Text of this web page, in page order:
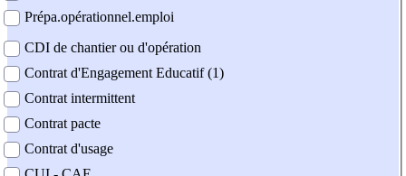
Prépa.opérationnel.emploi
CDI de chantier ou d'opération
Contrat d'Engagement Educatif (1)
Contrat intermittent
Contrat pacte
Contrat d'usage